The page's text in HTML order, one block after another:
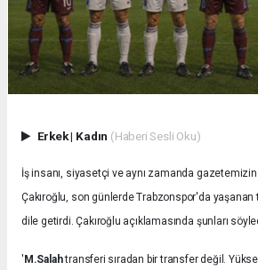
Erkek| Kadın (Haberi Sesli Oku)
İş insanı, siyasetçi ve aynı zamanda gazetemizin
Çakıroğlu, son günlerde Trabzonspor'da
dile getirdi. Çakıroğlu açıklamasında şunları
' M.Salahtransferi sıradan bir transfer değil.